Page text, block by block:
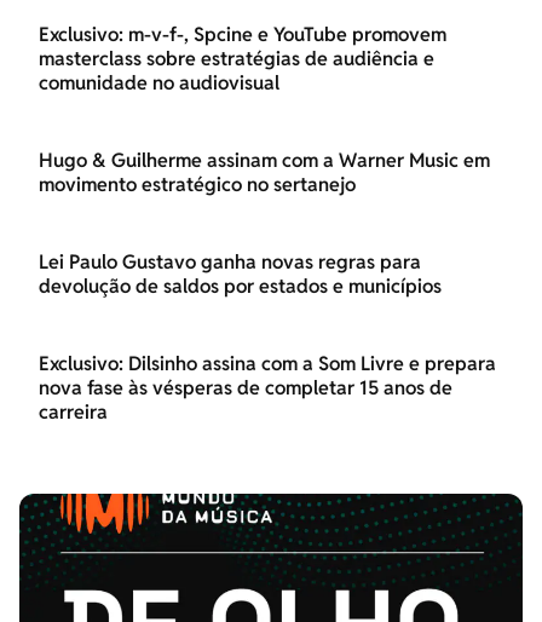
Exclusivo: m-v-f-, Spcine e YouTube promovem
masterclass sobre estratégias de audiência e
comunidade no audiovisual
Hugo & Guilherme assinam com a Warner Music em
movimento estratégico no sertanejo
Lei Paulo Gustavo ganha novas regras para
devolução de saldos por estados e municípios
Exclusivo: Dilsinho assina com a Som Livre e prepara
nova fase às vésperas de completar 15 anos de
carreira